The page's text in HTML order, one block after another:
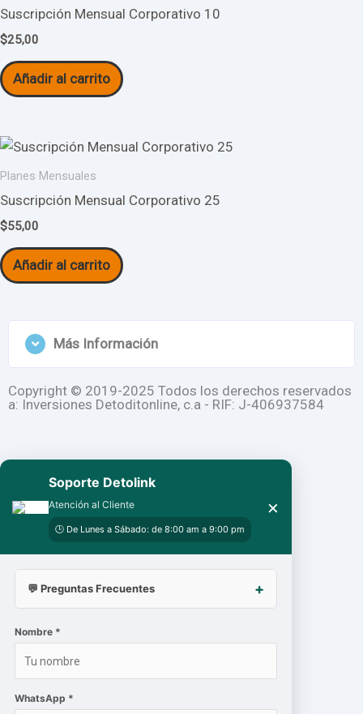
Suscripción Mensual Corporativo 10
$25,00
Añadir al carrito
Planes Mensuales
Suscripción Mensual Corporativo 25
$55,00
Añadir al carrito
Más Información
Copyright © 2019-2025 Todos los derechos reservados
a: Inversiones Detoditonline, c.a - RIF: J-406937584
Soporte Detolink
Atención al Cliente
🕒 De Lunes a Sábado: de 8:00 am a 9:00 pm
×
💬 Preguntas Frecuentes
Nombre *
WhatsApp *